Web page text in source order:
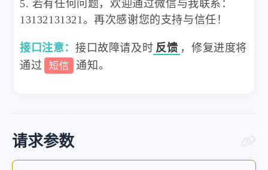
5. 若有任何问题，欢迎通过微信与我联系：
13132131321。再次感谢您的支持与信任！
接口注意： 接口故障请及时 反馈 ，修复进度将
通过
短信 通知。
请求参数